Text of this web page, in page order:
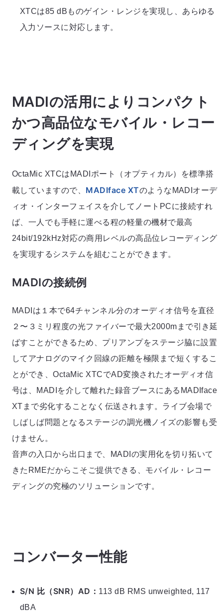
XTCは85 dBものゲイン・レンジを実現し、あらゆる
入力ソースに対応します。
MADIの活用によりコンパクト
かつ高品位なモバイル・レコー
ディングを実現
OctaMic XTCはMADIポート（オプティカル）を標準搭
載していますので、 MADIface XTのようなMADIオーデ
ィオ・インターフェイスを介してノートPCに接続すれ
ば、一人でも手軽に運べる程の軽量の機材で最高
24bit/192kHz対応の商用レベルの高品位レコーディング
を実現するシステムを組むことができます。
MADIの接続例
MADIは１本で64チャンネル分のオーディオ信号を直径
２〜３ミリ程度の光ファイバーで最大2000mまで引き延
ばすことができるため、プリアンプをステージ脇に設置
してアナログのマイク回線の距離を極限まで短くするこ
とができ、OctaMic XTCでAD変換されたオーディオ信
号は、MADIを介して離れた録音ブースにあるMADIface
XTまで劣化することなく伝送されます。ライブ会場で
しばしば問題となるステージの調光機ノイズの影響も受
けません。
音声の入口から出口まで、MADIの実用化を切り拓いて
きたRMEだからこそご提供できる、モバイル・レコー
ディングの究極のソリューションです。
コンバーター性能
S/N 比（SNR）AD： 113 dB RMS unweighted, 117
dBA